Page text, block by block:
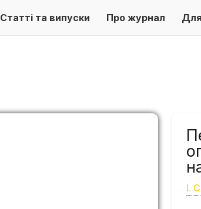
Статті та випуски Про журнал
І.